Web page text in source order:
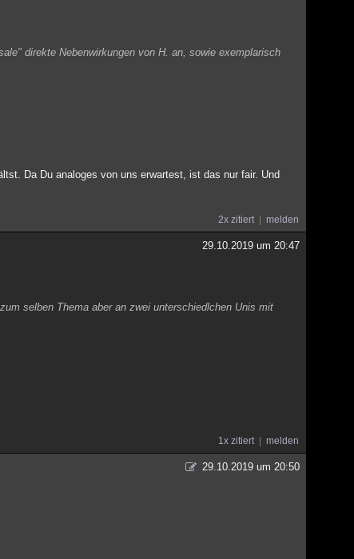
direkte Nebenwirkungen von H. an, sowie exemplarisch
Da Du analoges von uns erwartest, ist das nur fair. Und
2x zitiert melden
29.10.2019 um 20:47
selben Thema aber an zwei unterschiedlchen Unis mit
1x zitiert melden
29.10.2019 um 20:50